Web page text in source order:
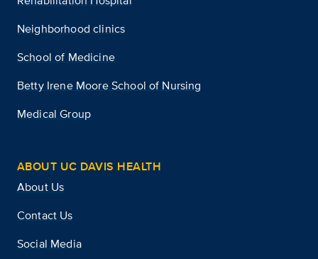
Neighborhood clinics
School of Medicine
Betty Irene Moore School of Nursing
Medical Group
ABOUT UC DAVIS HEALTH
About Us
Contact Us
Social Media